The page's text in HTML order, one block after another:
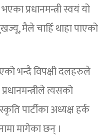
प्रधानमन्त्री स्वयं यो
मैले चाहिँ थाहा पाएको
भन्दै विपक्षी दलहरुले
त्यसको
पार्टीका अध्यक्ष हर्क
मागेका छन् ।